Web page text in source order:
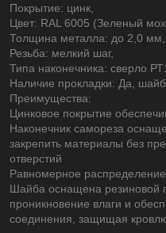
Покрытие: цинк,
Цвет: RAL 6005 (Зеленый
Толщина металла: до 2,0 мм,
Резьба: мелкий шаг,
Типа наконечника: сверло
Наличие прокладки: Да,
Преимущества:
Цинковое покрытие
Наконечник самореза
закрепить материалы без
отверстий
Равномерное
Шайба оснащена резиновой
проникновение влаги и
соединения, защищая